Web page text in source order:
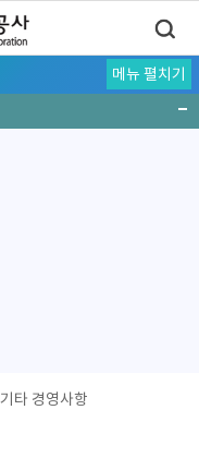
메뉴 펼치기
기타 경영사항